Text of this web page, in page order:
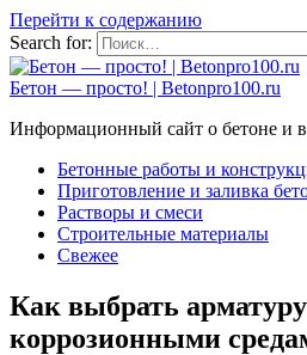
Перейти к содержанию
Search for:
Бетон — просто! | Betonpro100.ru
Информационный сайт о бетоне и
Бетонные работы и
Приготовление и заливка
Растворы и смеси
Строительные материалы
Свежее
Как выбрать
коррозионными